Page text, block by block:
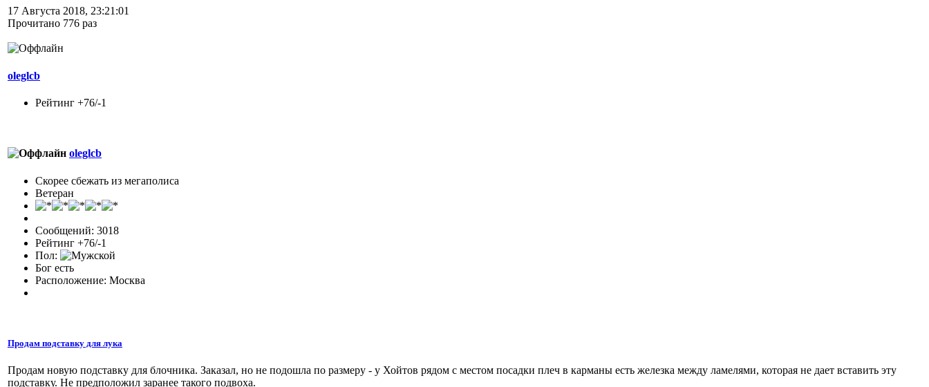
17 Августа 2018, 23:21:01
Прочитано 776 раз
oleglcb
Рейтинг +76/-1
oleglcb
Скорее сбежать из мегаполиса
Ветеран
Сообщений: 3018
Рейтинг +76/-1
Пол:
Бог есть
Расположение: Москва
Продам подставку для лука
Продам новую подставку для блочника. Заказал, но не подошла по размеру - у Хойтов рядом с местом посадки плеч в карманы есть железка между ламелями, которая не дает вставить эту
подставку. Не предположил заранее такого подвоха.